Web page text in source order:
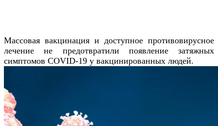
Массовая вакцинация и доступное противовирусное
лечение не предотвратили появление затяжных
симптомов COVID-19 у вакцинированных людей.